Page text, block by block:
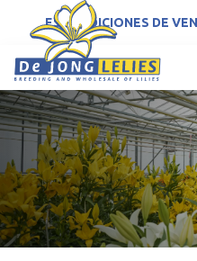
ESCONDICIONES DE